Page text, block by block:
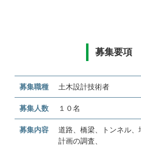
募集要項
募集職種 土木設計技術者
募集人数 １０名
募集内容
道路、橋梁、トンネル
計画の調査、